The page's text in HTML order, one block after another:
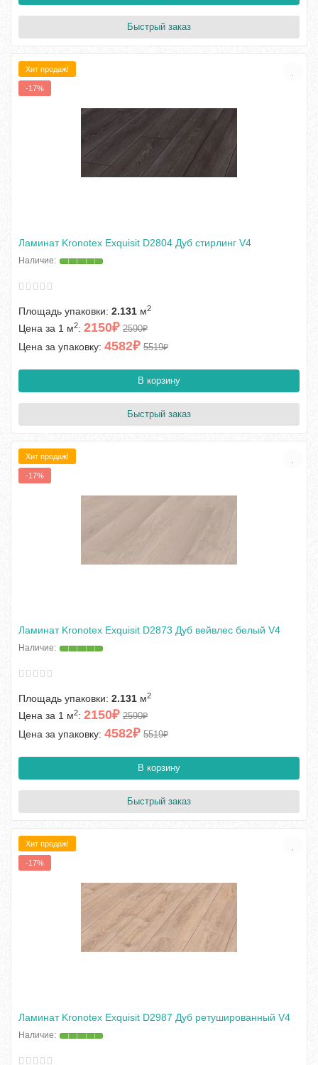
Быстрый заказ
Хит продаж!
-17%
Ламинат Kronotex Exquisit D2804 Дуб стирлинг V4
Площадь упаковки: 2.131 м2
Цена за 1 м2: 2150₽ 2590₽
Цена за упаковку: 4582₽ 5519₽
В корзину
Быстрый заказ
Хит продаж!
-17%
Ламинат Kronotex Exquisit D2873 Дуб вейвлес белый V4
Площадь упаковки: 2.131 м2
Цена за 1 м2: 2150₽ 2590₽
Цена за упаковку: 4582₽ 5519₽
В корзину
Быстрый заказ
Хит продаж!
-17%
Ламинат Kronotex Exquisit D2987 Дуб ретушированный V4